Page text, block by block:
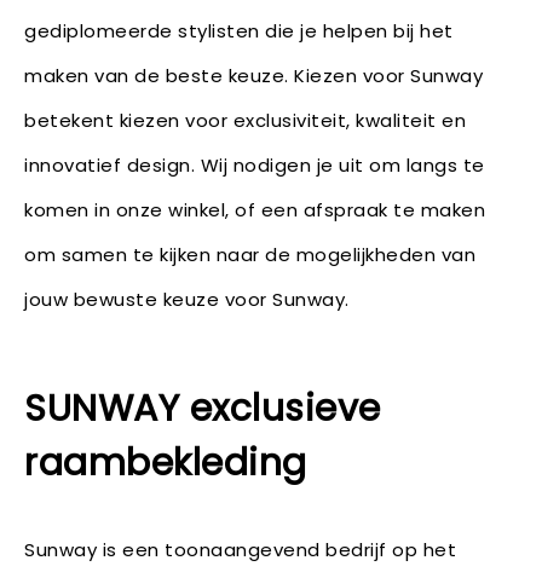
gediplomeerde stylisten die je helpen bij het
maken van de beste keuze. Kiezen voor Sunway
betekent kiezen voor exclusiviteit, kwaliteit en
innovatief design. Wij nodigen je uit om langs te
komen in onze winkel, of een afspraak te maken
om samen te kijken naar de mogelijkheden van
jouw bewuste keuze voor Sunway.
SUNWAY exclusieve
raambekleding
Sunway is een toonaangevend bedrijf op het